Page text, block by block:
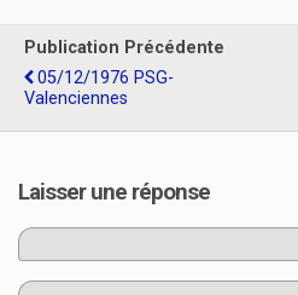
Publication Précédente
05/12/1976 PSG-
Valenciennes
Laisser une réponse